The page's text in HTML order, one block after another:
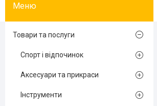
Товари та послуги
Спорт і відпочинок
Аксесуари та прикраси
Інструменти